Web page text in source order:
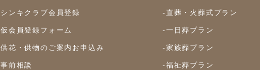
シンキクラブ会員登録
仮会員登録フォーム
供花・供物のご案内お申込み
事前相談
-直葬・火葬式プラン
-一日葬プラン
-家族葬プラン
-福祉葬プラン